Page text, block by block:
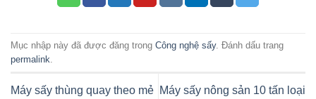
Mục nhập này đã được đăng trong Công nghệ sấy. Đánh dấu trang
permalink
Máy sấy thùng quay theo mẻ Máy sấy nông sản 10 tấn loại